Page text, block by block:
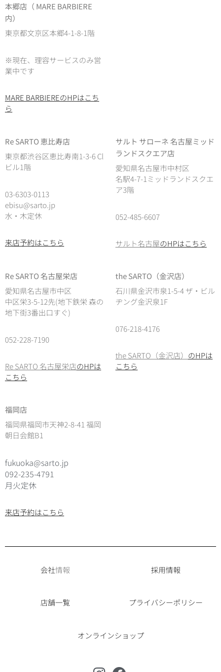
本郷店（ MARE BARBIERE
内）
東京都文京区本郷4-1-8-1階
※現在、理容サービスのみ営
業中です
MARE BARBIEREのHPはこち
ら
Re SARTO 恵比寿店
東京都渋谷区恵比寿南1-3-6 Cl
ビル1階
03-6303-0113
ebisu@sarto.jp
水・木定休
来店予約はこちら
サルト サローネ 名古屋ミッド
ランドスクエア店
愛知県名古屋市中村区
名駅4-7-1ミッドランドスクエ
ア3階
052-485-6607
サルト名古屋のHPはこちら
Re SARTO 名古屋栄店
愛知県名古屋市中区
中区栄3-5-12先(地下鉄栄 森の
地下街3番出口すぐ)
052-228-7190
Re SARTO 名古屋栄店のHPは
こちら
the SARTO（金沢店）
石川県金沢市泉1-5-4 ザ・ビル
ヂング金沢泉1F
076-218-4176
the SARTO（金沢店） のHPは
こちら
福岡店
福岡県福岡市天神2-8-41 福岡
朝日会館B1
fukuoka@sarto.jp
092-235-4791
月火定休
来店予約はこちら
会社情報 採用情報
店舗一覧 プライバシーポリシー
オンラインショップ